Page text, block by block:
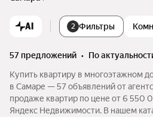
AI 2 Фильтры
57 предложений •
по
Купить квартиру в многоэтажном
в Самаре — 57 объявлений от
продаже квартир по цене от 6
Яндекс Недвижимости. В нашем